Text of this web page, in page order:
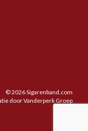
© 2026 Sigarenband.com
doorVanderperk Groep